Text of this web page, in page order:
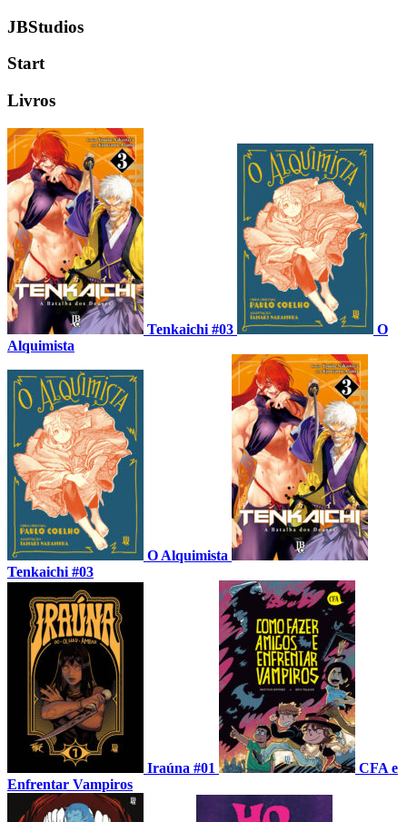
JBStudios
Start
Livros
Tenkaichi #03
O
Alquimista
O Alquimista
Tenkaichi #03
Iraúna #01
CFA e
Enfrentar Vampiros